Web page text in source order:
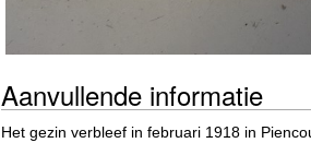
Aanvullende informatie
Het gezin verbleef in februari 1918 in